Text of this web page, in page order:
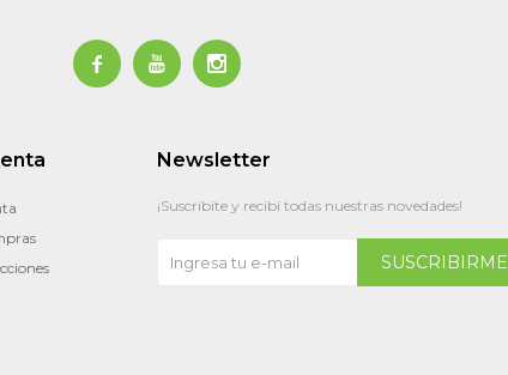
  
Newsletter
¡Suscribite y recibí todas nuestras novedades!
SUSCRIBIRME